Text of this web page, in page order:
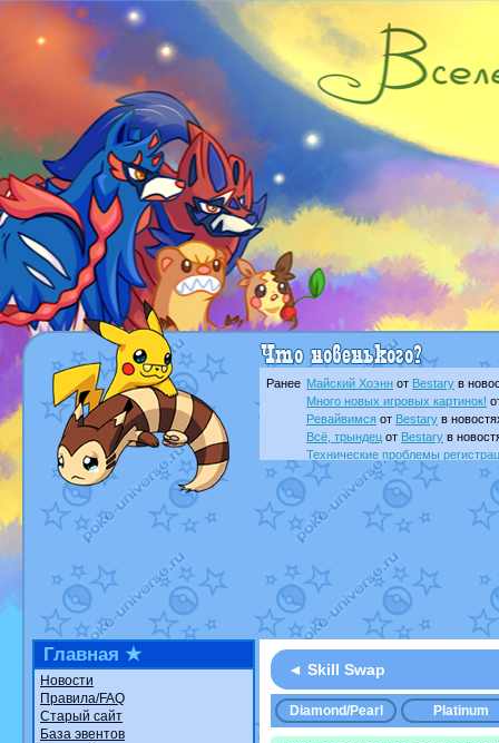
Ранее Майский Хоэнн от Bestary в
Много новых игровых картинок!
Ревайвимся от Bestary в
Всё, трындец от Bestary в
Технические проблемы
доброе утро славянеот
в
Йолда и Мимикьюот
Недовольный котомангуст
от
The Dark Wishmaker от
Randomon
ilovearceus
Raging Boltот GraceDaFox
в
Shadow mismagiusот
в
художник
отvicavica в фанарте.
Главная ★
Новости
Правила/FAQ
Старый сайт
База эвентов
◄ Skill Swap
Diamond/Pearl Platinum